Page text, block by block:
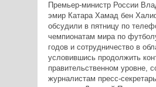
Премьер-министр России
эмир Катара Хамад бен
обсудили в пятницу по
чемпионатам мира по
годов и сотрудничество в
условившись продолжить
правительственном уровне,
журналистам пресс-